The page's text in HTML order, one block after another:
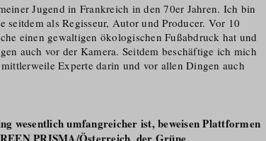
Jugend in Frankreich in den 70er Jahren. Ich bin
seitdem als Regisseur, Autor und Producer. Vor 10
einen gewaltigen ökologischen Fußabdruck hat und
auch vor der Kamera. Seitdem beschäftige ich mich
Experte darin und vor allen Dingen auch
wesentlich umfangreicher ist, beweisen Plattformen